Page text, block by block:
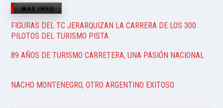
MÁS INFO
FIGURAS DEL TC JERARQUIZAN LA CARRERA DE LOS 300
PILOTOS DEL TURISMO PISTA
89 AÑOS DE TURISMO CARRETERA, UNA PASIÓN NACIONAL
NACHO MONTENEGRO, OTRO ARGENTINO EXITOSO